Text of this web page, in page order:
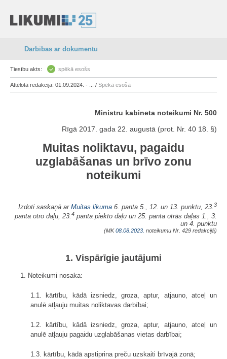
Darbības ar dokumentu
Tiesību akts: spēkā esošs
Attēlotā redakcija: 01.09.2024. - ... / Spēkā esošā
Ministru kabineta noteikumi Nr. 500
Rīgā 2017. gada 22. augustā (prot. Nr. 40 18. §)
Muitas noliktavu, pagaidu
uzglabāšanas un brīvo zonu
noteikumi
Izdoti saskaņā ar Muitas likuma 6. panta 5., 12. un 13. punktu, 23.3
panta otro daļu, 23.4 panta piekto daļu un 25. panta otrās daļas 1., 3.
un 4. punktu
(MK08.08.2023. noteikumu Nr. 429 redakcijā)
1. Vispārīgie jautājumi
1. Noteikumi nosaka:
1.1. kārtību, kādā izsniedz, groza, aptur, atjauno, atceļ un
anulē atļauju muitas noliktavas darbībai;
1.2. kārtību, kādā izsniedz, groza, aptur, atjauno, atceļ un
anulē atļauju pagaidu uzglabāšanas vietas darbībai;
1.3. kārtību, kādā apstiprina preču uzskaiti brīvajā zonā;